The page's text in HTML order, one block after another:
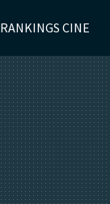
RANKINGS CINE